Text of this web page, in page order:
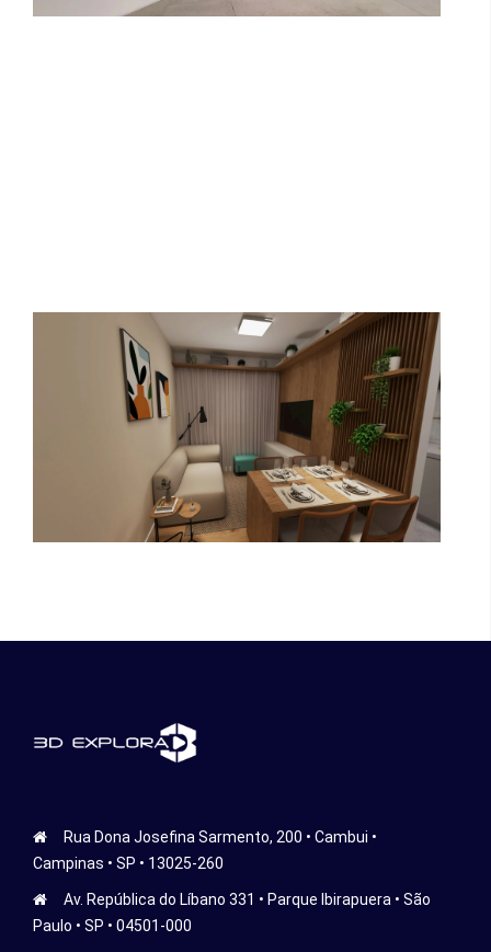
Rua Dona Josefina Sarmento, 200 • Cambui •
Campinas • SP • 13025-260
Av. República do Líbano 331 • Parque Ibirapuera • São
Paulo • SP • 04501-000